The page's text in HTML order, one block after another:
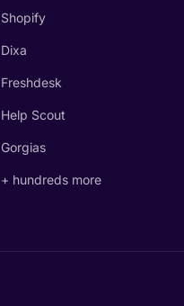
Shopify
Dixa
Freshdesk
Help Scout
Gorgias
+ hundreds more